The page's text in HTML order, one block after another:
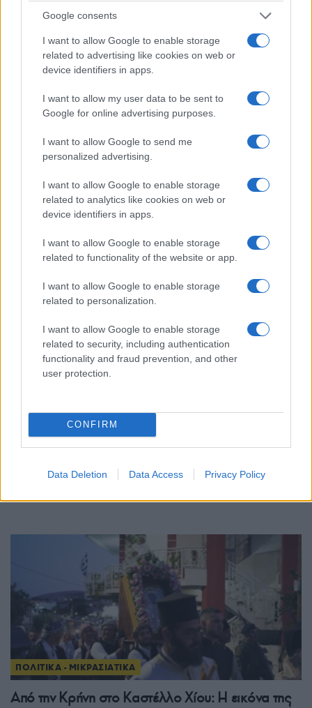
Google consents
I want to allow Google to enable storage
related to advertising like cookies on web or
device identifiers in apps.
I want to allow my user data to be sent to
Google for online advertising purposes.
I want to allow Google to send me
personalized advertising.
I want to allow Google to enable storage
related to analytics like cookies on web or
device identifiers in apps.
I want to allow Google to enable storage
related to functionality of the website or app.
I want to allow Google to enable storage
related to personalization.
I want to allow Google to enable storage
related to security, including authentication
functionality and fraud prevention, and other
user protection.
CONFIRM
Data Deletion Data Access Privacy Policy
Χίος: Αναβίωσε για μια ακόμη χρονιά η άφιξη των
Μικρασιατών προσφύγων με τα ψαροκάικα –
Μαζί τους και η εικόνα της Αγίας Παρασκευής
27/07/2026 - 10:07πμ
Οι γυναίκες της Σινασού και οι «επίσημες»
παραδοσιακές φορεσιές τους – Τα σπάνια
κεντήματα μιας χαμένης πατρίδας
ΠΟΛΙΤΙΚΑ - ΜΙΚΡΑΣΙΑΤΙΚΑ
Από την Κρήνη στο Καστέλλο Χίου: Η εικόνα της